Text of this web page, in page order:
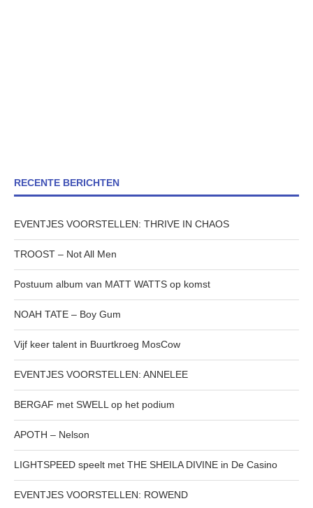
RECENTE BERICHTEN
EVENTJES VOORSTELLEN: THRIVE IN CHAOS
TROOST – Not All Men
Postuum album van MATT WATTS op komst
NOAH TATE – Boy Gum
Vijf keer talent in Buurtkroeg MosCow
EVENTJES VOORSTELLEN: ANNELEE
BERGAF met SWELL op het podium
APOTH – Nelson
LIGHTSPEED speelt met THE SHEILA DIVINE in De Casino
EVENTJES VOORSTELLEN: ROWEND